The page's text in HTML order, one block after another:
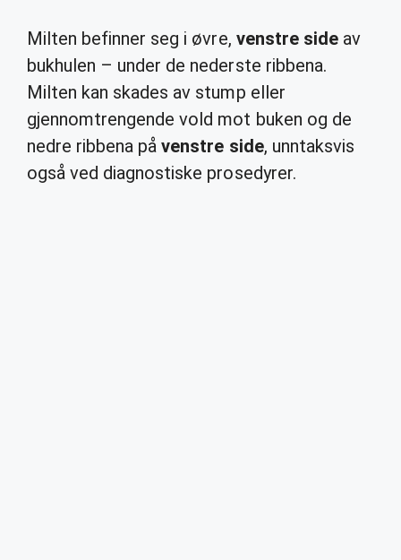
Milten befinner seg i øvre, venstre sideav
bukhulen – under de nederste ribbena.
Milten kan skades av stump eller
gjennomtrengende vold mot buken og de
nedre ribbena påvenstre side, unntaksvis
også ved diagnostiske prosedyrer.